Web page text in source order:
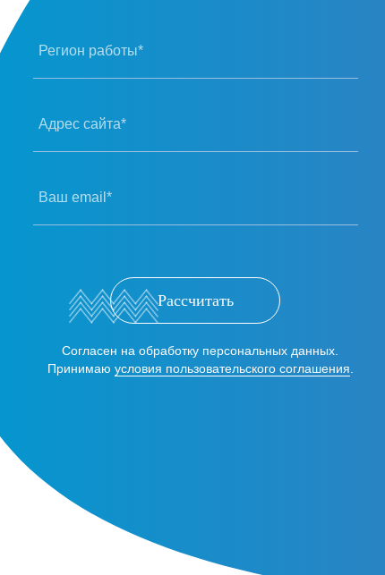
Регион работы*
Адрес сайта*
Ваш email*
Рассчитать
Согласен на обработку персональных данных.
Принимаю условия пользовательского соглашения